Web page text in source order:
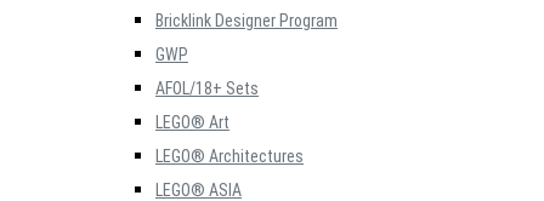
Bricklink Designer Program
GWP
AFOL/18+ Sets
LEGO® Art
LEGO® Architectures
LEGO® ASIA